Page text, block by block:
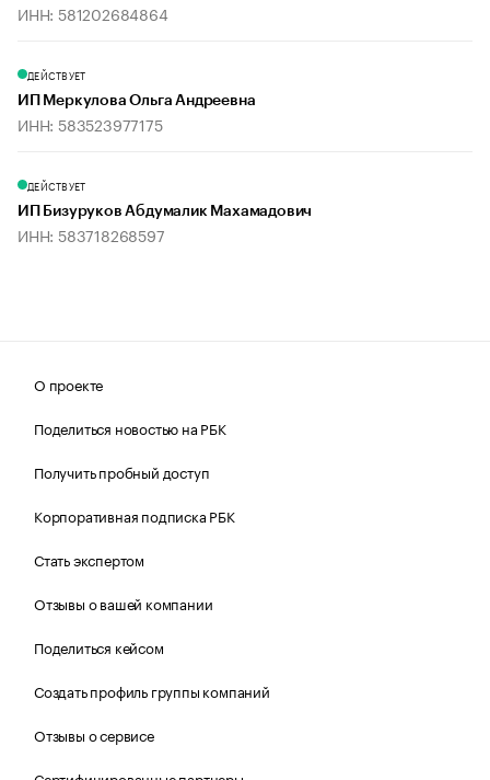
ИНН: 581202684864
ДЕЙСТВУЕТ
ИП Меркулова Ольга Андреевна
ИНН: 583523977175
ДЕЙСТВУЕТ
ИП Бизуруков Абдумалик Махамадович
ИНН: 583718268597
О проекте
Поделиться новостью на РБК
Получить пробный доступ
Корпоративная подписка РБК
Стать экспертом
Отзывы о вашей компании
Поделиться кейсом
Создать профиль группы компаний
Отзывы о сервисе